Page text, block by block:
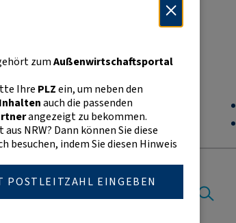
zumAußenwirtschaftsportal
Ihre PLZein, um neben den
auch die passenden
angezeigt zu bekommen.
aus NRW? Dann können Sie diese
besuchen, indem Sie diesen Hinweis
POSTLEITZAHL EINGEBEN